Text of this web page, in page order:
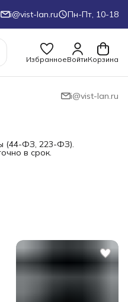
i@vist-lan.ru Пн-Пт, 10-18
ИзбранноеВойтиКорзина
i@vist-lan.ru
(44-ФЗ, 223-ФЗ).
в срок.